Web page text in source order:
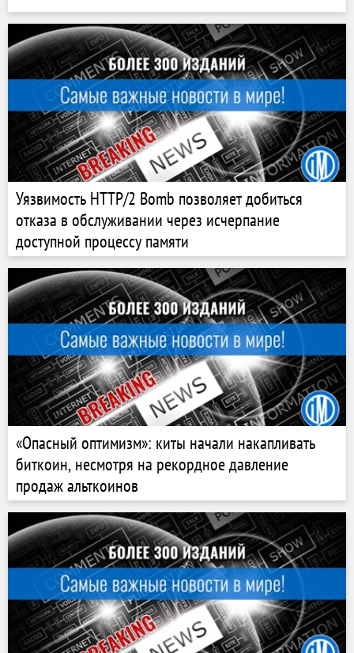
Уязвимость HTTP/2 Bomb позволяет добиться
отказа в обслуживании через исчерпание
доступной процессу памяти
«Опасный оптимизм»: киты начали накапливать
биткоин, несмотря на рекордное давление
продаж альткоинов